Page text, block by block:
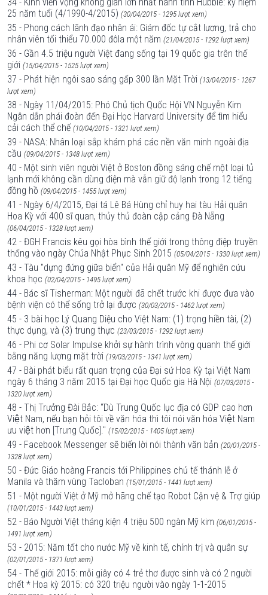
25 năm tuổi (4/1990-4/2015) (30/04/2015 - 1295 lượt xem)
35 - Phong cách lãnh đạo nhân ái: Giám đốc tự cắt lương, trả cho
nhân viên tối thiểu 70.000 đôla một năm (21/04/2015 - 1292 lượt xem)
36 - Gần 4.5 triệu người Việt đang sống tại 19 quốc gia trên thế
giới (15/04/2015 - 1525 lượt xem)
37 - Phát hiện ngôi sao sáng gấp 300 lần Mặt Trời (13/04/2015 - 1267
lượt xem)
38 - Ngày 11/04/2015: Phó Chủ tịch Quốc Hội VN Nguyễn Kim
Ngân dẫn phái đoàn đến Đại Học Harvard University để tìm hiểu
cải cách thể chế (10/04/2015 - 1321 lượt xem)
39 - NASA: Nhân loại sắp khám phá các nền văn minh ngoài địa
cầu (09/04/2015 - 1348 lượt xem)
40 - Một sinh viên người Việt ở Boston đồng sáng chế một loại tủ
lạnh mới không cần dùng điện mà vẫn giữ độ lạnh trong 12 tiếng
đồng hồ (09/04/2015 - 1455 lượt xem)
41 - Ngày 6/4/2015, Đại tá Lê Bá Hùng chỉ huy hai tàu Hải quân
Hoa Kỳ với 400 sĩ quan, thủy thủ đoàn cập cảng Đà Nẵng
(06/04/2015 - 1328 lượt xem)
42 - ĐGH Francis kêu gọi hòa bình thế giới trong thông điệp truyền
thống vào ngày Chúa Nhật Phục Sinh 2015 (05/04/2015 - 1330 lượt xem)
43 - Tàu "dựng đứng giữa biển" của Hải quân Mỹ để nghiên cứu
khoa học (02/04/2015 - 1495 lượt xem)
44 - Bác sĩ Tisherman: Một người đã chết trước khi được đưa vào
bệnh viện có thể sống trở lại được (30/03/2015 - 1462 lượt xem)
45 - 3 bài học Lý Quang Diệu cho Việt Nam: (1) trọng hiền tài, (2)
thực dụng, và (3) trung thực (23/03/2015 - 1292 lượt xem)
46 - Phi cơ Solar Impulse khởi sự hành trình vòng quanh thế giới
bằng năng lượng mặt trời (19/03/2015 - 1341 lượt xem)
47 - Bài phát biểu rất quan trọng của Đại sứ Hoa Kỳ tại Việt Nam
ngày 6 tháng 3 năm 2015 tại Đại học Quốc gia Hà Nội (07/03/2015 -
1320 lượt xem)
48 - Thị Trưởng Đài Bắc: “Dù Trung Quốc lục địa có GDP cao hơn
Việt Nam, nếu bạn hỏi tôi về văn hóa thì tôi nói văn hóa Việt Nam
ưu việt hơn [Trung Quốc]." (15/02/2015 - 1405 lượt xem)
49 - Facebook Messenger sẽ biến lời nói thành văn bản (20/01/2015 -
1328 lượt xem)
50 - Đức Giáo hoàng Francis tới Philippines chủ tế thánh lễ ở
Manila và thăm vùng Tacloban (15/01/2015 - 1441 lượt xem)
51 - Một người Việt ở Mỹ mở hãng chế tạo Robot Cận vệ & Trợ giúp
(10/01/2015 - 1443 lượt xem)
52 - Báo Người Việt tháng kiện 4 triệu 500 ngàn Mỹ kim (06/01/2015 -
1491 lượt xem)
53 - 2015: Năm tốt cho nước Mỹ về kinh tế, chính trị và quân sự
(02/01/2015 - 1371 lượt xem)
54 - Thế giới 2015: mỗi giây có 4 trẻ thơ được sinh và có 2 người
chết * Hoa kỳ 2015: có 320 triệu người vào ngày 1-1-2015